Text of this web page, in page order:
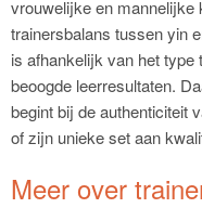
vrouwelijke en mannelijke
trainersbalans tussen yin
is afhankelijk van het type
beoogde leerresultaten.
begint bij de authenticiteit
of zijn unieke set aan
Meer over